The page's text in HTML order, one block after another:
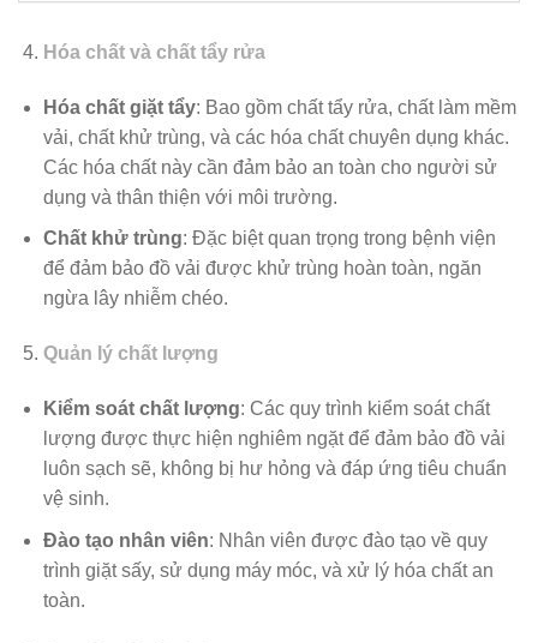
Hóa chất và chất tẩy rửa
Hóa chất giặt tẩy: Bao gồm chất tẩy rửa, chất làm mềm
vải, chất khử trùng, và các hóa chất chuyên dụng khác.
Các hóa chất này cần đảm bảo an toàn cho người sử
dụng và thân thiện với môi trường.
Chất khử trùng: Đặc biệt quan trọng trong bệnh viện
để đảm bảo đồ vải được khử trùng hoàn toàn, ngăn
ngừa lây nhiễm chéo.
Quản lý chất lượng
Kiểm soát chất lượng: Các quy trình kiểm soát chất
lượng được thực hiện nghiêm ngặt để đảm bảo đồ vải
luôn sạch sẽ, không bị hư hỏng và đáp ứng tiêu chuẩn
vệ sinh.
Đào tạo nhân viên: Nhân viên được đào tạo về quy
trình giặt sấy, sử dụng máy móc, và xử lý hóa chất an
toàn.